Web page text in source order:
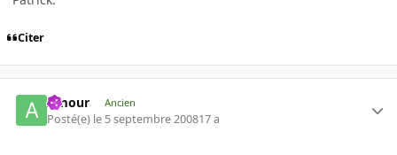
Citer
Amour Ancien
Posté(e) le 5 septembre 200817 a